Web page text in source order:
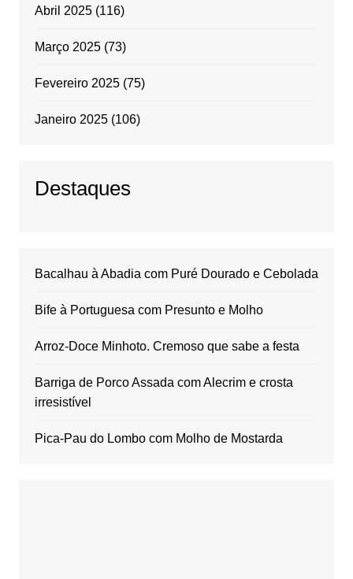
Abril 2025(116)
Março 2025(73)
Fevereiro 2025(75)
Janeiro 2025(106)
Destaques
Bacalhau à Abadia com Puré Dourado e Cebolada
Bife à Portuguesa com Presunto e Molho
Arroz-Doce Minhoto. Cremoso que sabe a festa
Barriga de Porco Assada com Alecrim e crosta
irresistível
Pica-Pau do Lombo com Molho de Mostarda